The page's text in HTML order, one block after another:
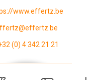
www.effertz.be
(0) 4 342 21 21